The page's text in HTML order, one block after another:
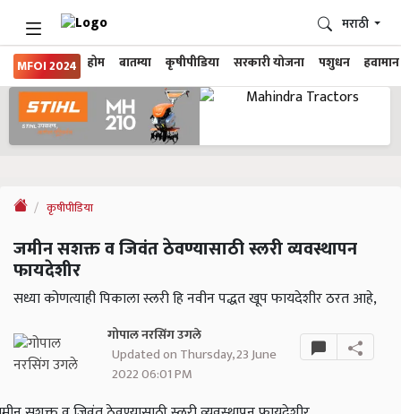
MFOI 2024 होम बातम्या कृषीपीडिया सरकारी योजना पशुधन हवामान
मराठी
कृषीपीडिया
जमीन सशक्त व जिवंत ठेवण्यासाठी स्लरी व्यवस्थापन
फायदेशीर
सध्या कोणत्याही पिकाला स्लरी हि नवीन पद्धत खूप फायदेशीर ठरत आहे,
गोपाल नरसिंग उगले
Updated on Thursday, 23 June
2022 06:01 PM